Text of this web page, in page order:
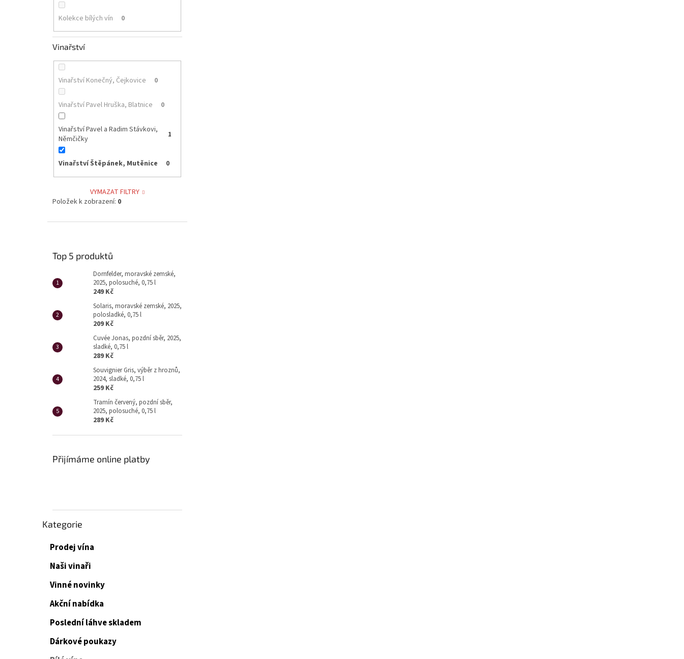
Kolekce bílých vín 0
Vinařství
Vinařství Konečný, Čejkovice 0
Vinařství Pavel Hruška, Blatnice 0
Vinařství Pavel a Radim Stávkovi,
Němčičky
1
Vinařství Štěpánek, Mutěnice 0
VYMAZAT FILTRY
Položek k zobrazení: 0
Top 5 produktů
Dornfelder, moravské zemské,
2025, polosuché, 0,75 l
249 Kč
Solaris, moravské zemské, 2025,
polosladké, 0,75 l
209 Kč
Cuvée Jonas, pozdní sběr, 2025,
sladké, 0,75 l
289 Kč
Souvignier Gris, výběr z hroznů,
2024, sladké, 0,75 l
259 Kč
Tramín červený, pozdní sběr,
2025, polosuché, 0,75 l
289 Kč
Přijímáme online platby
Přeskočit
kategorie
Kategorie
Prodej vína
Naši vinaři
Vinné novinky
Akční nabídka
Poslední láhve skladem
Dárkové poukazy